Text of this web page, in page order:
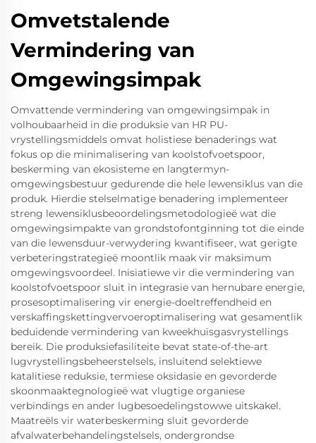
Omvetstalende
Vermindering van
Omgewingsimpak
Omvattende vermindering van omgewingsimpak in
volhoubaarheid in die produksie van HR PU-
vrystellingsmiddels omvat holistiese benaderings wat
fokus op die minimalisering van koolstofvoetspoor,
beskerming van ekosisteme en langtermyn-
omgewingsbestuur gedurende die hele lewensiklus van die
produk. Hierdie stelselmatige benadering implementeer
streng lewensiklusbeoordelingsmetodologieë wat die
omgewingsimpakte van grondstofontginning tot die einde
van die lewensduur-verwydering kwantifiseer, wat gerigte
verbeteringstrategieë moontlik maak vir maksimum
omgewingsvoordeel. Inisiatiewe vir die vermindering van
koolstofvoetspoor sluit in integrasie van hernubare energie,
prosesoptimalisering vir energie-doeltreffendheid en
verskaffingskettingvervoeroptimalisering wat gesamentlik
beduidende vermindering van kweekhuisgasvrystellings
bereik. Die produksiefasiliteite bevat state-of-the-art
lugvrystellingsbeheerstelsels, insluitend selektiewe
katalitiese reduksie, termiese oksidasie en gevorderde
skoonmaaktegnologieë wat vlugtige organiese
verbindings en ander lugbesoedelingstowwe uitskakel.
Maatreëls vir waterbeskerming sluit gevorderde
afvalwaterbehandelingstelsels, ondergrondse